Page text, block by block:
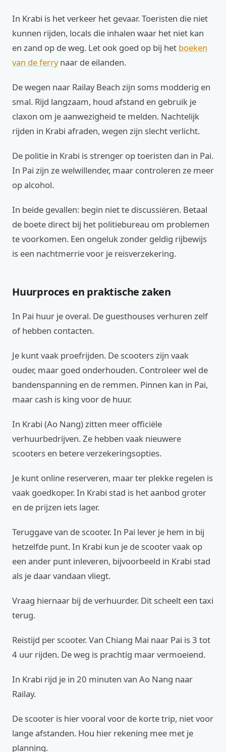
In Krabi is het verkeer het gevaar. Toeristen die niet
kunnen rijden, locals die inhalen waar het niet kan
en zand op de weg. Let ook goed op bij het boeken
van de ferrynaar de eilanden.
De wegen naar Railay Beach zijn soms modderig en
smal. Rijd langzaam, houd afstand en gebruik je
claxon om je aanwezigheid te melden. Nachtelijk
rijden in Krabi afraden, wegen zijn slecht verlicht.
De politie in Krabi is strenger op toeristen dan in Pai.
In Pai zijn ze welwillender, maar controleren ze meer
op alcohol.
In beide gevallen: begin niet te discussiëren. Betaal
de boete direct bij het politiebureau om problemen
te voorkomen. Een ongeluk zonder geldig rijbewijs
is een nachtmerrie voor je reisverzekering.
Huurproces en praktische zaken
In Pai huur je overal. De guesthouses verhuren zelf
of hebben contacten.
Je kunt vaak proefrijden. De scooters zijn vaak
ouder, maar goed onderhouden. Controleer wel de
bandenspanning en de remmen. Pinnen kan in Pai,
maar cash is king voor de huur.
In Krabi (Ao Nang) zitten meer officiële
verhuurbedrijven. Ze hebben vaak nieuwere
scooters en betere verzekeringsopties.
Je kunt online reserveren, maar ter plekke regelen is
vaak goedkoper. In Krabi stad is het aanbod groter
en de prijzen iets lager.
Teruggave van de scooter. In Pai lever je hem in bij
hetzelfde punt. In Krabi kun je de scooter vaak op
een ander punt inleveren, bijvoorbeeld in Krabi stad
als je daar vandaan vliegt.
Vraag hiernaar bij de verhuurder. Dit scheelt een taxi
terug.
Reistijd per scooter. Van Chiang Mai naar Pai is 3 tot
4 uur rijden. De weg is prachtig maar vermoeiend.
In Krabi rijd je in 20 minuten van Ao Nang naar
Railay.
De scooter is hier vooral voor de korte trip, niet voor
lange afstanden. Hou hier rekening mee met je
planning.